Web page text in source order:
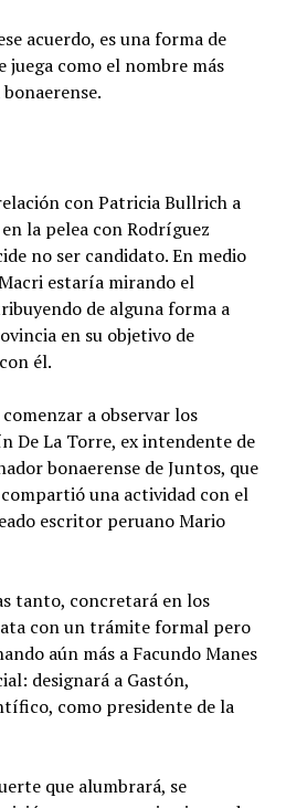
acuerdo, es una forma de
juega como el nombre más
con Patricia Bullrich a
la pelea con Rodríguez
no ser candidato. En medio
estaría mirando el
de alguna forma a
en su objetivo de
él.
a observar los
De La Torre, ex intendente de
bonaerense de Juntos, que
una actividad con el
escritor peruano Mario
tanto, concretará en los
con un trámite formal pero
aún más a Facundo Manes
designará a Gastón,
como presidente de la
que alumbrará, se